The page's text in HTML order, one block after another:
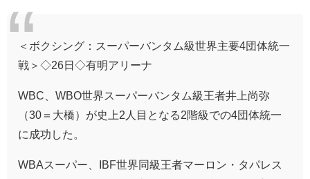
＜ボクシング：スーパーバンタム級世界主要4団体統一
戦＞◇26日◇有明アリーナ
WBC、WBO世界スーパーバンタム級王者井上尚弥
（30＝大橋）が史上2人目となる2階級での4団体統一
に成功した。
WBAスーパー、IBF世界同級王者マーロン・タパレス